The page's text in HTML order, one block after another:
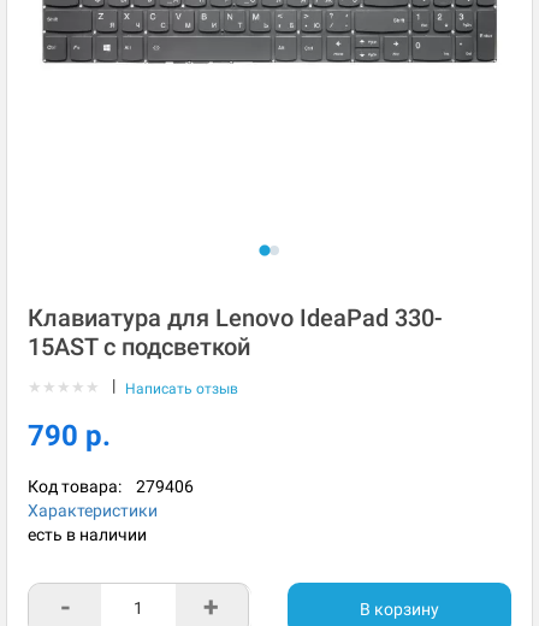
Клавиатура для Lenovo IdeaPad 330-
15AST с подсветкой
★ ★ ★ ★ ★ | Написать отзыв
790 р.
Код товара: 279406
Характеристики
есть в наличии
- + В корзину